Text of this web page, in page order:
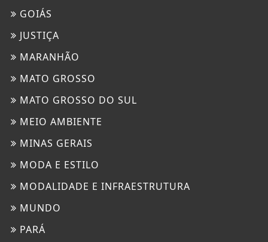
GOIÁS
JUSTIÇA
MARANHÃO
MATO GROSSO
MATO GROSSO DO SUL
MEIO AMBIENTE
MINAS GERAIS
MODA E ESTILO
MODALIDADE E INFRAESTRUTURA
MUNDO
PARÁ